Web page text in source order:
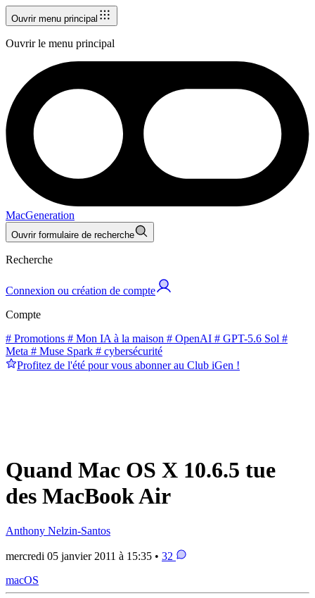
Ouvrir menu principal
Ouvrir le menu principal
MacGeneration
Ouvrir formulaire de recherche
Recherche
Connexion ou création de compte
Compte
# Promotions # Mon IA à la maison # OpenAI # GPT-5.6 Sol #
Meta # Muse Spark # cybersécurité
Profitez de l'été pour vous abonner au Club iGen !
Quand Mac OS X 10.6.5 tue
des MacBook Air
Anthony Nelzin-Santos
mercredi 05 janvier 2011 à 15:35 • 32
macOS